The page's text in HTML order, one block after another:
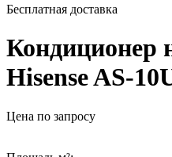
Бесплатная доставка
Кондиционер
Hisense AS-
Цена по запросу